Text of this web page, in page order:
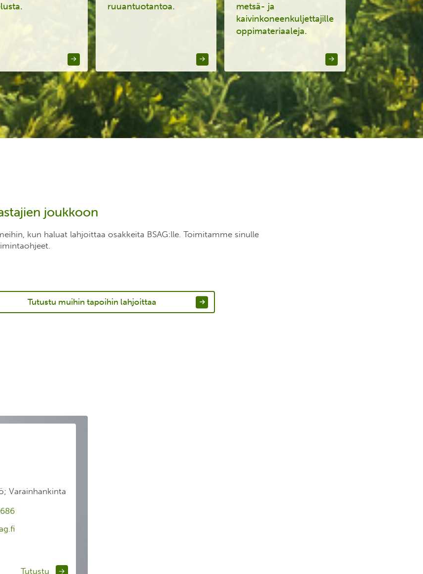
.
ruuantuotantoa.
metsä- ja
kaivinkoneenkuljettajille
oppimateriaaleja.
joukkoon
kun haluat lahjoittaa osakkeita BSAG:lle. Toimitamme sinulle
Tutustu muihin tapoihin lahjoittaa
Varainhankinta
Tutustu